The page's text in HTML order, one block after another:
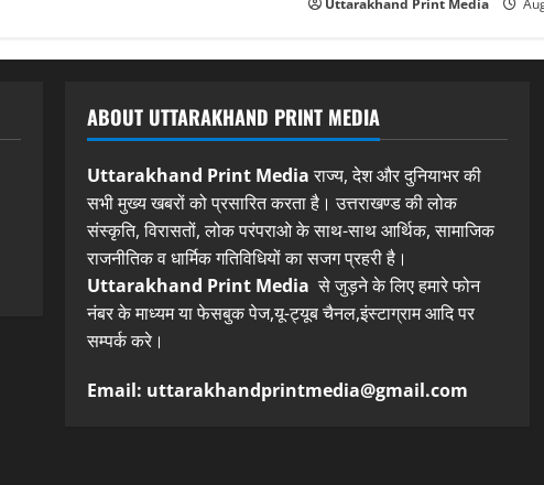
ABOUT UTTARAKHAND PRINT MEDIA
Uttarakhand Print Mediaराज्य, देश और दुनियाभर की
सभी मुख्य खबरों को प्रसारित करता है। उत्तराखण्ड की लोक
संस्कृति, विरासतों, लोक परंपराओ के साथ-साथ आर्थिक, सामाजिक
राजनीतिक व धार्मिक गतिविधियों का सजग प्रहरी है।
Uttarakhand Print Media से जुड़ने के लिए हमारे फोन
नंबर के माध्यम या फेसबुक पेज,यू-ट्यूब चैनल,इंस्टाग्राम आदि पर
सम्पर्क करे।
Email: uttarakhandprintmedia@gmail.com